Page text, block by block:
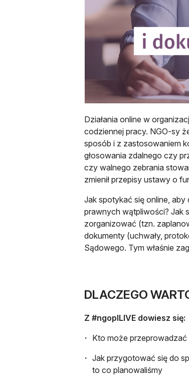
Działania online w
codziennej pracy. NGO-sy
sposób i z zastosowaniem
głosowania zdalnego czy
czy walnego zebrania
zmienił przepisy ustawy o
Jak spotykać się online,
prawnych wątpliwości? Jak
zorganizować (tzn.
dokumenty (uchwały,
Sądowego. Tym właśnie
DLACZEGO
Z #ngoplLIVE dowiesz się:
Kto może przeprowadzać
Jak przygotować się do
to co planowaliśmy